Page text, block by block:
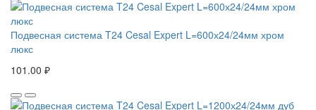
Подвесная система T24 Cesal Expert L=600х24/24мм хром
люкс
101.00 ₽